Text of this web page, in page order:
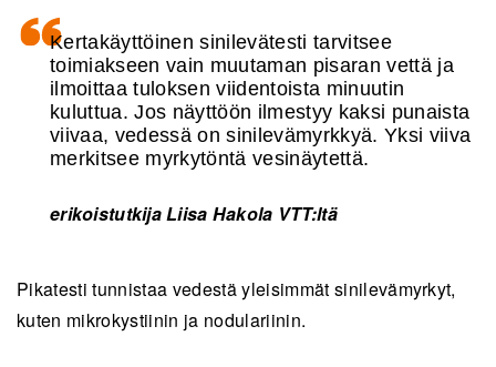
Kertakäyttöinen sinilevätesti tarvitsee
toimiakseen vain muutaman pisaran vettä ja
ilmoittaa tuloksen viidentoista minuutin
kuluttua. Jos näyttöön ilmestyy kaksi punaista
viivaa, vedessä on sinilevämyrkkyä. Yksi viiva
merkitsee myrkytöntä vesinäytettä.
erikoistutkija Liisa Hakola VTT:ltä
Pikatesti tunnistaa vedestä yleisimmät sinilevämyrkyt,
kuten mikrokystiinin ja nodulariinin.